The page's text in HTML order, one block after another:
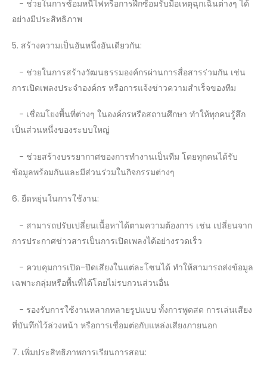
- ช่วยในการซ้อมหนีไฟหรือการฝึกซ้อมรับมือเหตุฉุกเฉินต่างๆ ได้
อย่างมีประสิทธิภาพ
5. สร้างความเป็นอันหนึ่งอันเดียวกัน:
- ช่วยในการสร้างวัฒนธรรมองค์กรผ่านการสื่อสารร่วมกัน เช่น
การเปิดเพลงประจำองค์กร หรือการแจ้งข่าวความสำเร็จของทีม
- เชื่อมโยงพื้นที่ต่างๆ ในองค์กรหรือสถานศึกษา ทำให้ทุกคนรู้สึก
เป็นส่วนหนึ่งของระบบใหญ่
- ช่วยสร้างบรรยากาศของการทำงานเป็นทีม โดยทุกคนได้รับ
ข้อมูลพร้อมกันและมีส่วนร่วมในกิจกรรมต่างๆ
6. ยืดหยุ่นในการใช้งาน:
- สามารถปรับเปลี่ยนเนื้อหาได้ตามความต้องการ เช่น เปลี่ยนจาก
การประกาศข่าวสารเป็นการเปิดเพลงได้อย่างรวดเร็ว
- ควบคุมการเปิด-ปิดเสียงในแต่ละโซนได้ ทำให้สามารถส่งข้อมูล
เฉพาะกลุ่มหรือพื้นที่ได้โดยไม่รบกวนส่วนอื่น
- รองรับการใช้งานหลากหลายรูปแบบ ทั้งการพูดสด การเล่นเสียง
ที่บันทึกไว้ล่วงหน้า หรือการเชื่อมต่อกับแหล่งเสียงภายนอก
7. เพิ่มประสิทธิภาพการเรียนการสอน: